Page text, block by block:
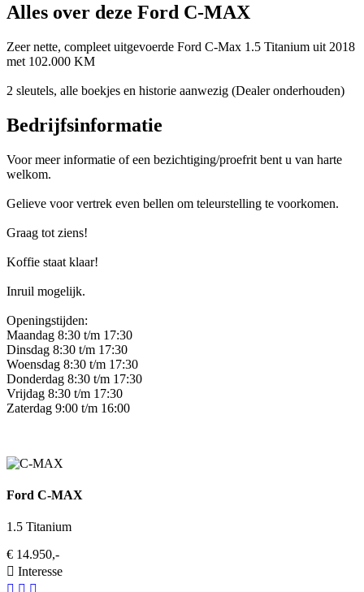
Alles over deze Ford C-MAX
Zeer nette, compleet uitgevoerde Ford C-Max 1.5 Titanium uit 2018
met 102.000 KM
2 sleutels, alle boekjes en historie aanwezig (Dealer onderhouden)
Bedrijfsinformatie
Voor meer informatie of een bezichtiging/proefrit bent u van harte
welkom.
Gelieve voor vertrek even bellen om teleurstelling te voorkomen.
Graag tot ziens!
Koffie staat klaar!
Inruil mogelijk.
Openingstijden:
Maandag 8:30 t/m 17:30
Dinsdag 8:30 t/m 17:30
Woensdag 8:30 t/m 17:30
Donderdag 8:30 t/m 17:30
Vrijdag 8:30 t/m 17:30
Zaterdag 9:00 t/m 16:00
Ford C-MAX
1.5 Titanium
€ 14.950,-
Interesse